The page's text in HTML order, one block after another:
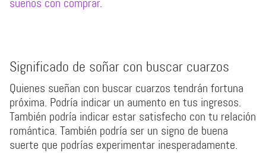
Significado de soñar con buscar cuarzos
Quienes sueñan con buscar cuarzos tendrán fortuna
próxima. Podría indicar un aumento en tus ingresos.
También podría indicar estar satisfecho con tu relación
romántica. También podría ser un signo de buena
suerte que podrías experimentar inesperadamente.